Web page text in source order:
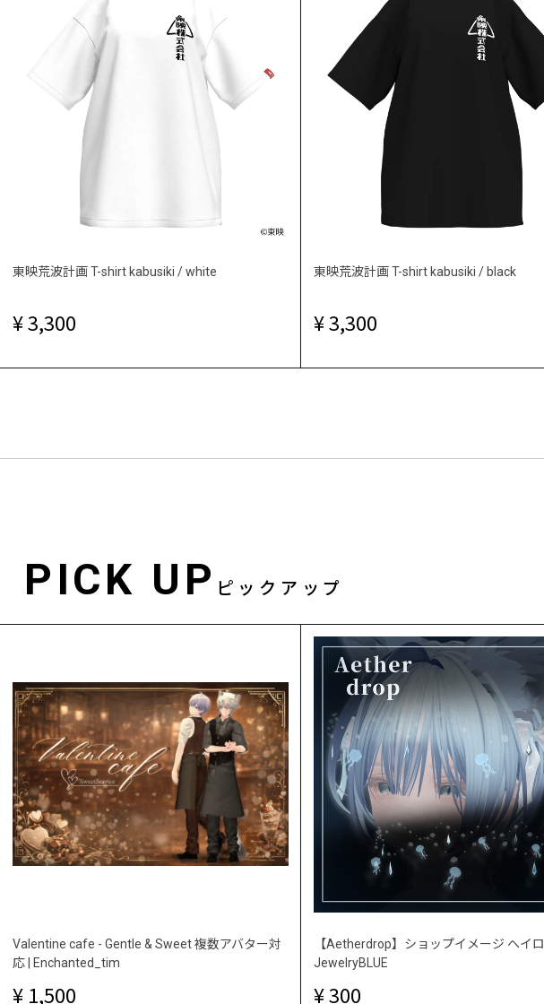
東映荒波計画 T-shirt kabusiki / white
3,300
東映荒波計画 T-shirt kabusiki / black
3,300
PICK UP ピックアップ
Valentine cafe - Gentle & Sweet 複数アバター対
応 | Enchanted_tim
1,500
【Aetherdrop】ショップイメージ ヘイロ
JewelryBLUE
300